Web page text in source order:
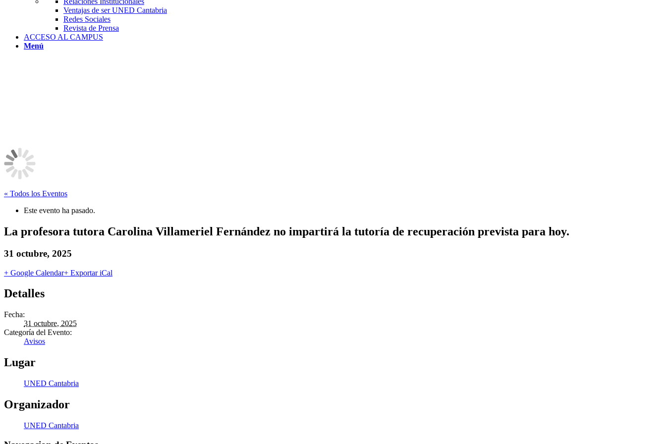
Ventajas de ser UNED Cantabria
Redes Sociales
Revista de Prensa
ACCESO AL CAMPUS
Menú
« Todos los Eventos
Este evento ha pasado.
La profesora tutora Carolina Villameriel Fernández no impartirá la tutoría de recuperación prevista para hoy.
31 octubre, 2025
+ Google Calendar+ Exportar iCal
Detalles
Fecha:
31 octubre, 2025
Categoría del Evento:
Avisos
Lugar
UNED Cantabria
Organizador
UNED Cantabria